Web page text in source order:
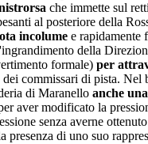
che immette sul
al posteriore della
incolume e rapidamente
della
formale) per
dei commissari di pista. Nel
di Maranello anche
aver modificato la
senza averne
presenza di uno suo